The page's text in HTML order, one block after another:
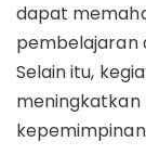
dapat
pembelajaran
Selain itu,
meningkatkan